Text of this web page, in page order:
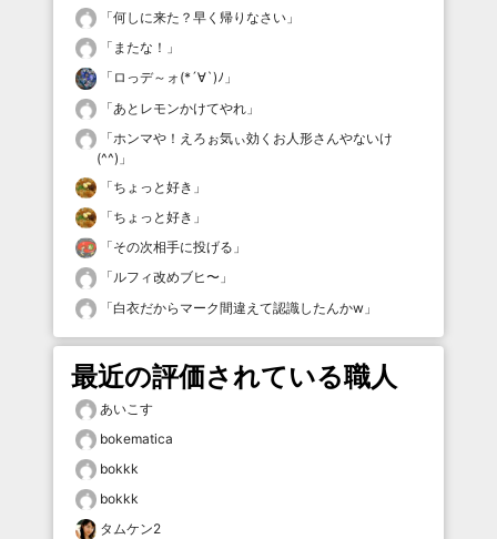
「何しに来た？早く帰りなさい 」
「 またな！ 」
「 ロっデ～ォ(*´∀`)ﾉ 」
「あとレモンかけてやれ 」
「ホンマや！えろぉ気ぃ効くお人形さんやないけ
(^^) 」
「ちょっと好き 」
「ちょっと好き 」
「その次相手に投げる 」
「ルフィ改めブヒ〜 」
「白衣だからマーク間違えて認識したんかw 」
最近の評価されている職人
あいこす
bokematica
bokkk
bokkk
タムケン2